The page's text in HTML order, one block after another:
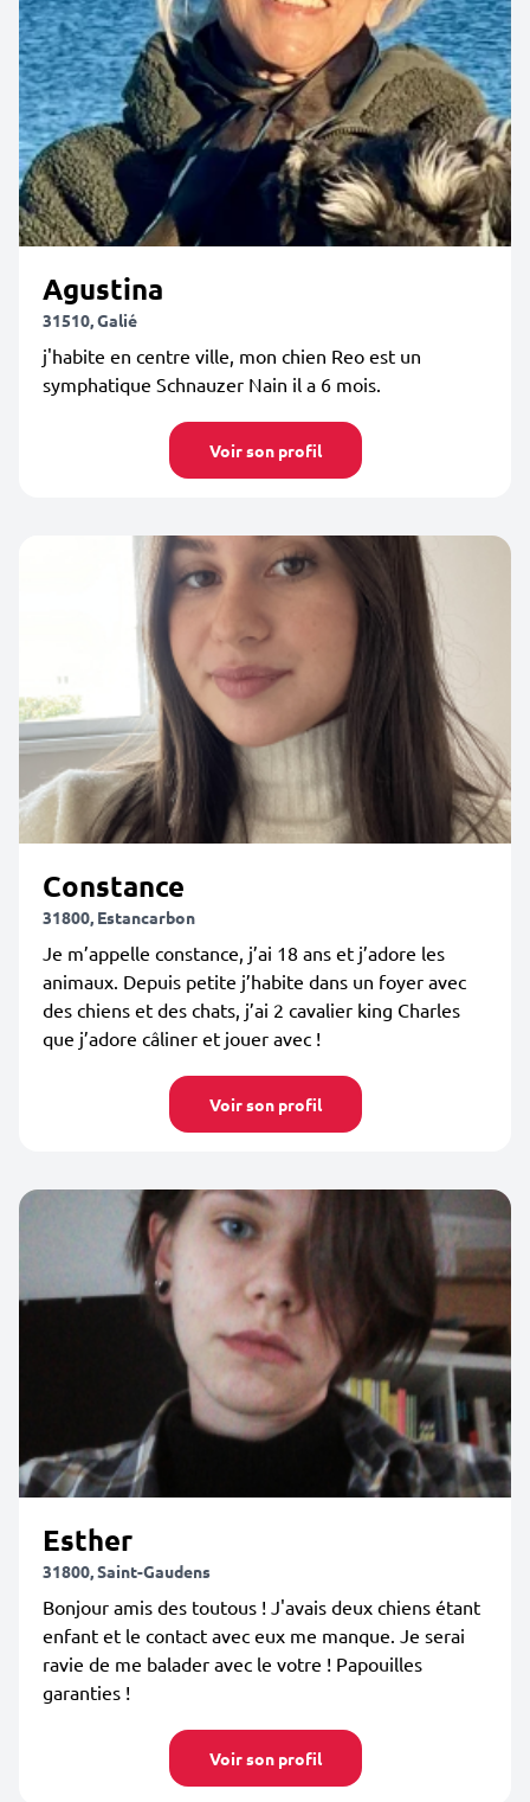
Agustina
31510, Galié
j'habite en centre ville, mon chien Reo est un
symphatique Schnauzer Nain il a 6 mois.
Voir son profil
Constance
31800, Estancarbon
Je m’appelle constance, j’ai 18 ans et j’adore les
animaux. Depuis petite j’habite dans un foyer avec
des chiens et des chats, j’ai 2 cavalier king Charles
que j’adore câliner et jouer avec !
Voir son profil
Esther
31800, Saint-Gaudens
Bonjour amis des toutous ! J'avais deux chiens étant
enfant et le contact avec eux me manque. Je serai
ravie de me balader avec le votre ! Papouilles
garanties !
Voir son profil